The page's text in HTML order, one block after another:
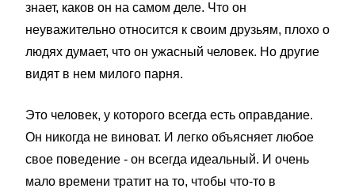
знает, каков он на самом деле. Что он
неуважительно относится к своим друзьям, плохо о
людях думает, что он ужасный человек. Но другие
видят в нем милого парня.
Это человек, у которого всегда есть оправдание.
Он никогда не виноват. И легко объясняет любое
свое поведение - он всегда идеальный. И очень
мало времени тратит на то, чтобы что-то в